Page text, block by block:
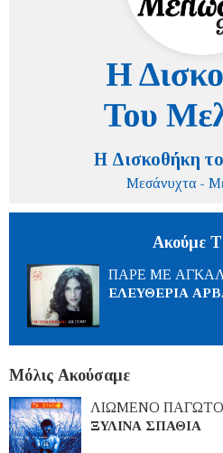
Η Δισκοθήκη
Μεσάνυχτα -
Ακούμε
ΠΑΡΕ ΜΕ
ΕΛΕΥΘΕΡΙΑ
Μόλις Ακούσαμε
ΛΙΩΜΕΝΟ ΠΑΓΩΤΟ
ΞΥΛΙΝΑ ΣΠΑΘΙΑ